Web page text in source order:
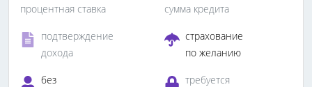
процентная ставка сумма кредита
подтверждение
дохода
страхование
по желанию
без
требуется